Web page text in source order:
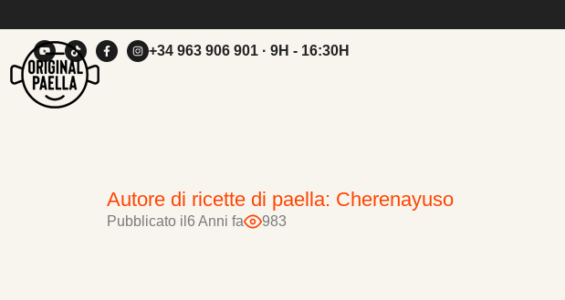
+34 963 906 901· 9H - 16:30H
Autore di ricette di paella: Cherenayuso
Pubblicato il 6 Anni fa 983